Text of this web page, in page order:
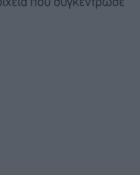
που συγκέντρωσε